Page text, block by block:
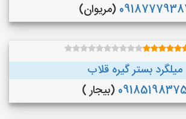
(مریوان)
میلگرد بستر گیره قلاب
(بیجار )